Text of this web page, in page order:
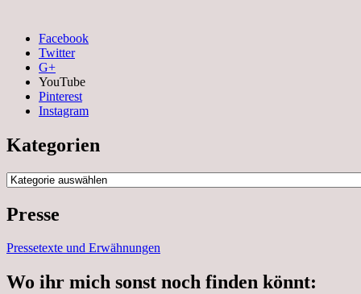
Facebook
Twitter
G+
YouTube
Pinterest
Instagram
Kategorien
Kategorien
Presse
Pressetexte und Erwähnungen
Wo ihr mich sonst noch finden könnt: